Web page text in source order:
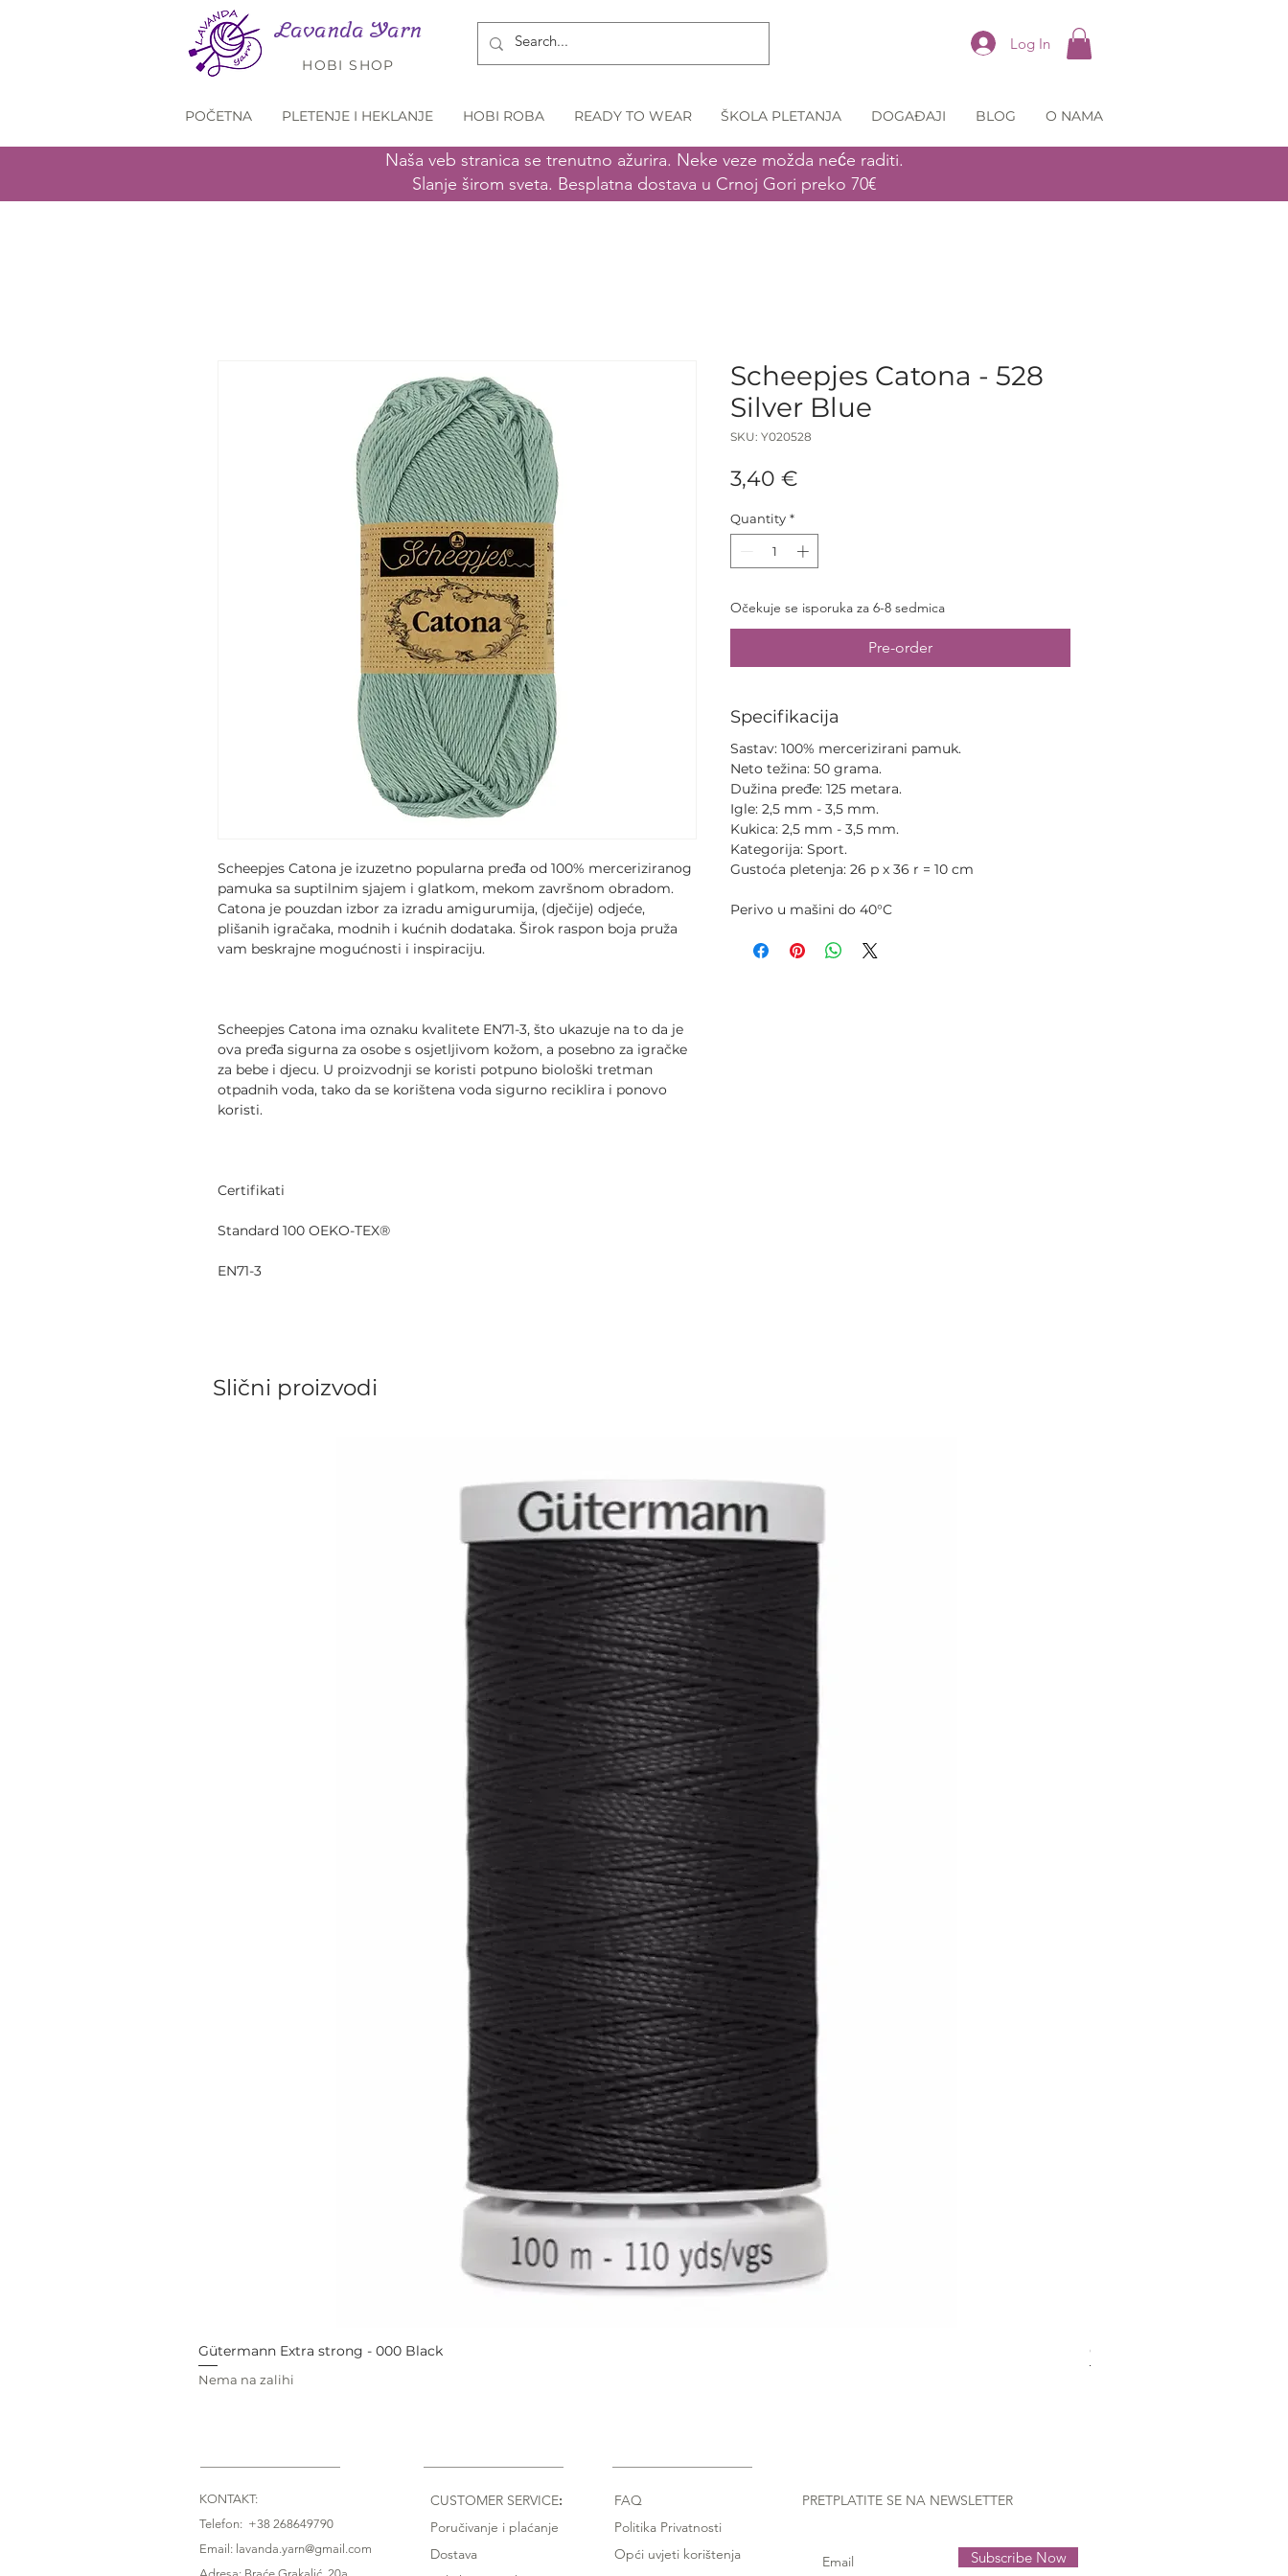
Lavanda Yarn
HOBI SHOP
Log In
POČETNA PLETENJE I HEKLANJE HOBI ROBA READY TO WEAR ŠKOLA PLETANJA DOGAĐAJI BLOG O NAMA
Naša veb stranica se trenutno ažurira. Neke veze možda neće raditi.
Slanje širom sveta. Besplatna dostava u Crnoj Gori preko 70€
Scheepjes Catona je izuzetno popularna pređa od 100% merceriziranog
pamuka sa suptilnim sjajem i glatkom, mekom završnom obradom.
Catona je pouzdan izbor za izradu amigurumija, (dječije) odjeće,
plišanih igračaka, modnih i kućnih dodataka. Širok raspon boja pruža
vam beskrajne mogućnosti i inspiraciju.
Scheepjes Catona ima oznaku kvalitete EN71-3, što ukazuje na to da je
ova pređa sigurna za osobe s osjetljivom kožom, a posebno za igračke
za bebe i djecu. U proizvodnji se koristi potpuno biološki tretman
otpadnih voda, tako da se korištena voda sigurno reciklira i ponovo
koristi.
Certifikati
Standard 100 OEKO-TEX®
EN71-3
Scheepjes Catona - 528
Silver Blue
SKU: Y020528
3,40 €
Quantity *
Očekuje se isporuka za 6-8 sedmica
Pre-order
Specifikacija
Sastav: 100% mercerizirani pamuk.
Neto težina: 50 grama.
Dužina pređe: 125 metara.
Igle: 2,5 mm - 3,5 mm.
Kukica: 2,5 mm - 3,5 mm.
Kategorija: Sport.
Gustoća pletenja: 26 p x 36 r = 10 cm
Perivo u mašini do 40°C
Slični proizvodi
Gütermann Extra strong - 000 Black
Nema na zalihi
Gütermann Extra strong -
KONTAKT:
Telefon: +38 268649790
Email: lavanda.yarn@gmail.com
CUSTOMER SERVICE:
Poručivanje i plaćanje
Dostava
FAQ
Politika Privatnosti
Opći uvjeti korištenja
PRETPLATITE SE NA NEWSLETTER
Subscribe Now